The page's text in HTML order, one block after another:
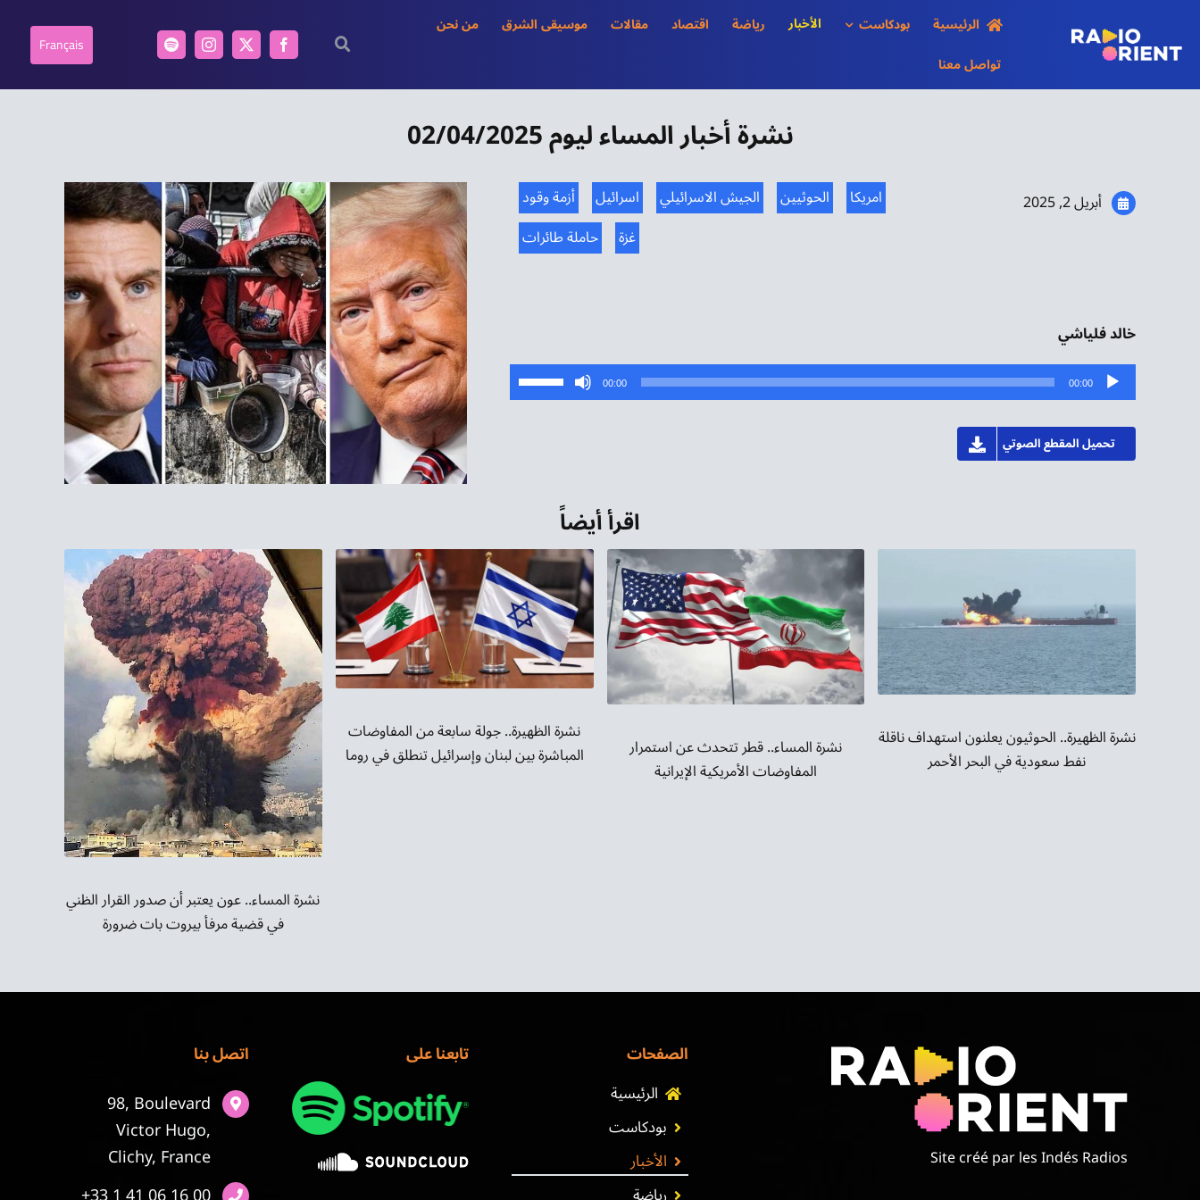
content
الرئيسية بودكاست الأخبار رياضة اقتصاد مقالات موسيقى الشرق
من نحن
تواصل معنا
Français
نشرة أخبار المساء ليوم 02/04/2025
أبريل 2, 2025 أزمة وقود اسرائيل الجيش الاسرائيلي الحوثيين
امريكا
حاملة طائرات
غزة
خالد فلياشي
مشغل
الصوت
00:00
00:00
استخدم
مفاتيح
مستوى
الصوت.
تحميل المقطع الصوتي
اقرأ أيضاً
نشرة الظهيرة.. الحوثيون يعلنون استهداف ناقلة
نفط سعودية في البحر الأحمر نشرة المساء.. قطر تتحدث عن استمرار
المفاوضات الأمريكية الإيرانية
نشرة الظهيرة.. جولة سابعة من المفاوضات
المباشرة بين لبنان وإسرائيل تنطلق في روما
نشرة المساء.. عون يعتبر أن صدور القرار الظني
في قضية مرفأ بيروت بات ضرورة
Site créé par les Indés Radios
الصفحات
الرئيسية
بودكاست
الأخبار
تابعنا على اتصل بنا
98, Boulevard
Victor Hugo,
Clichy, France